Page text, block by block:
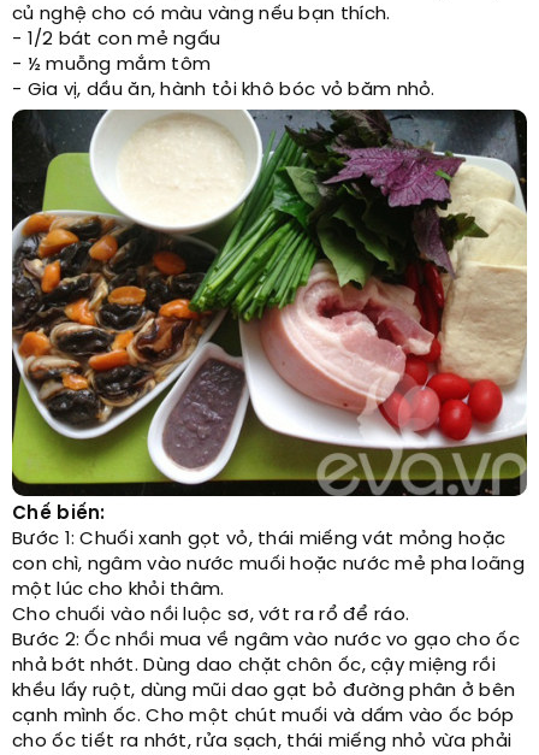
củ nghệ cho có màu vàng nếu bạn thích.
- 1/2 bát con mẻ ngấu
- ½ muỗng mắm tôm
- Gia vị, dầu ăn, hành tỏi khô bóc vỏ băm nhỏ.
Chế biến:
Bước 1: Chuối xanh gọt vỏ, thái miếng vát mỏng hoặc
con chì, ngâm vào nước muối hoặc nước mẻ pha loãng
một lúc cho khỏi thâm.
Cho chuối vào nồi luộc sơ, vớt ra rổ để ráo.
Bước 2: Ốc nhồi mua về ngâm vào nước vo gạo cho ốc
nhả bớt nhớt. Dùng dao chặt chôn ốc, cậy miệng rồi
khều lấy ruột, dùng mũi dao gạt bỏ đường phân ở bên
cạnh mình ốc. Cho một chút muối và dấm vào ốc bóp
cho ốc tiết ra nhớt, rửa sạch, thái miếng nhỏ vừa phải